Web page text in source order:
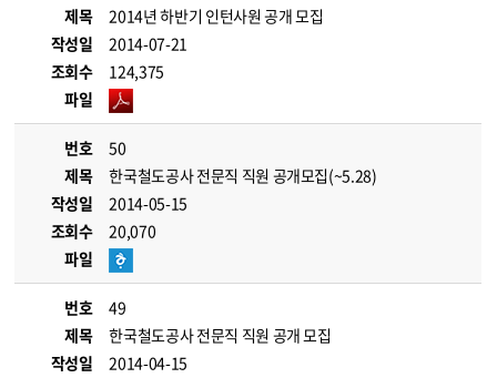
제목
2014년 하반기 인턴사원 공개 모집
작성일
2014-07-21
조회수
124,375
파일
번호
50
제목
한국철도공사 전문직 직원 공개모집(~5.28)
작성일
2014-05-15
조회수
20,070
파일
번호
49
제목
한국철도공사 전문직 직원 공개 모집
작성일
2014-04-15